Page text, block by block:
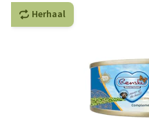
Herhaal